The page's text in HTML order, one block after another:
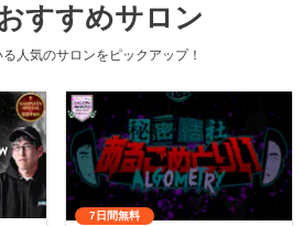
すすめサロン
人気のサロンをピックアップ！
7日間無料